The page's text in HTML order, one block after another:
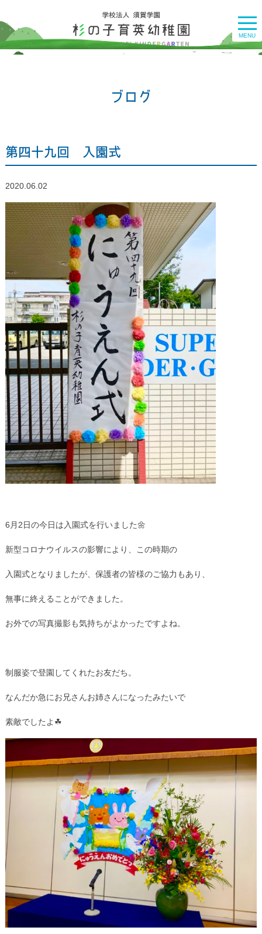
MENU
ブログ
第四十九回 入園式
2020.06.02
6月2日の今日は入園式を行いました🌼
新型コロナウイルスの影響により、この時期の
入園式となりましたが、保護者の皆様のご協力もあり、
無事に終えることができました。
お外での写真撮影も気持ちがよかったですよね。
制服姿で登園してくれたお友だち。
なんだか急にお兄さんお姉さんになったみたいで
素敵でしたよ☘